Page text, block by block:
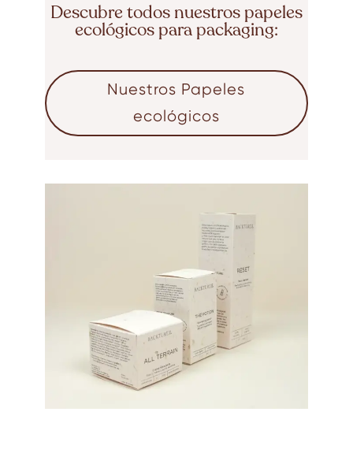
Descubre todos nuestros papeles
ecológicos para packaging:
Nuestros Papeles
ecológicos